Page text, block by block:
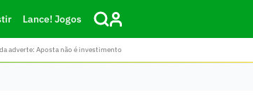
Lance! Jogos
adverte: Aposta não é investimento